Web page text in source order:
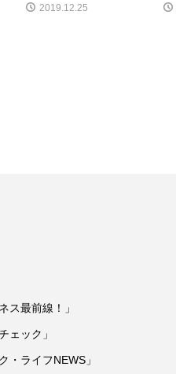
2019.12.25
ス最前線！」
ェック」
・ライフNEWS」